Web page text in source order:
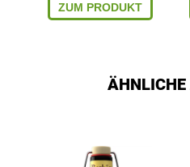
ZUM PRODUKT